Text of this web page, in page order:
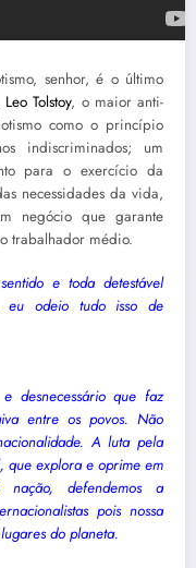
senhor, é o último
Leo Tolstoy, o maior anti-
como o princípio
indiscriminados; um
para o exercício da
necessidades da vida,
negócio que garante
trabalhador médio.
e toda detestável
eu odeio tudo isso de
desnecessário que faz
entre os povos. Não
A luta pela
que explora e oprime em
defendemos a
pois nossa
do planeta.